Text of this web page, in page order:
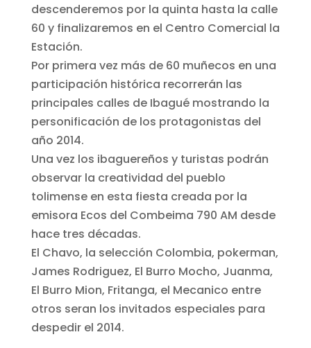
descenderemos por la quinta hasta la calle
60 y finalizaremos en el Centro Comercial la
Estación.
Por primera vez más de 60 muñecos en una
participación histórica recorrerán las
principales calles de Ibagué mostrando la
personificación de los protagonistas del
año 2014.
Una vez los ibaguereños y turistas podrán
observar la creatividad del pueblo
tolimense en esta fiesta creada por la
emisora Ecos del Combeima 790 AM desde
hace tres décadas.
El Chavo, la selección Colombia, pokerman,
James Rodriguez, El Burro Mocho, Juanma,
El Burro Mion, Fritanga, el Mecanico entre
otros seran los invitados especiales para
despedir el 2014.